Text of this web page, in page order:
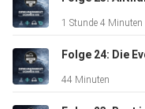
und
die wahrscheinlich
Kassette, Napster und
1 Stunde 4 Minuten
44 Minuten